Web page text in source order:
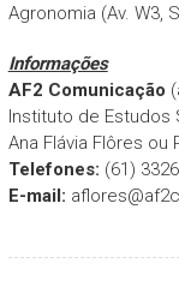
Agronomia (Av. W3,
Informações
AF2 Comunicação
Instituto de
Ana Flávia Flôres ou
Telefones: (61)
E-mail: